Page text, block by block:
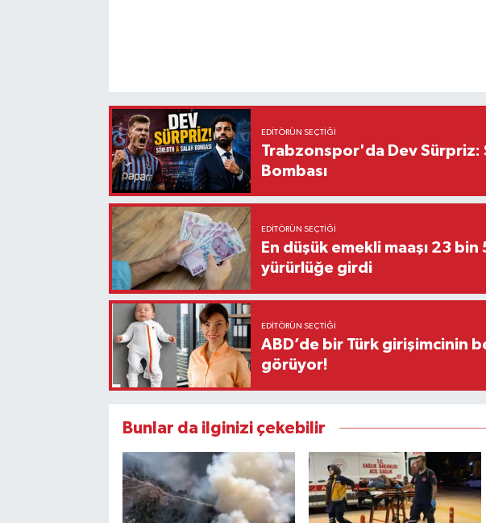
EDITÖRÜN SEÇTIĞI
Trabzonspor'da Dev Sürpriz:
Bombası
EDITÖRÜN SEÇTIĞI
En düşük emekli maaşı 23
yürürlüğe girdi
EDITÖRÜN SEÇTIĞI
ABD’de bir Türk girişimcinin
görüyor!
Bunlar da ilginizi çekebilir